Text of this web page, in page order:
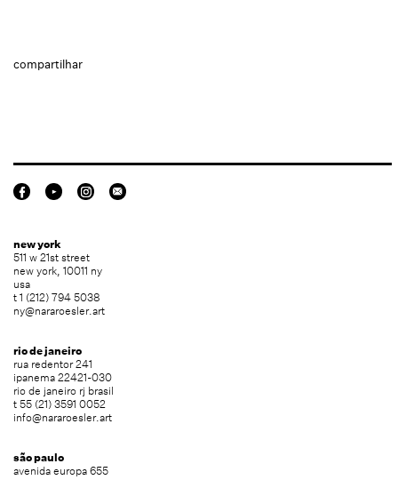
compartilhar
new york
511 w 21st street
new york, 10011 ny
usa
t 1 (212) 794 5038
ny@nararoesler.art
rio de janeiro
rua redentor 241
ipanema 22421-030
rio de janeiro rj brasil
t 55 (21) 3591 0052
info@nararoesler.art
são paulo
avenida europa 655